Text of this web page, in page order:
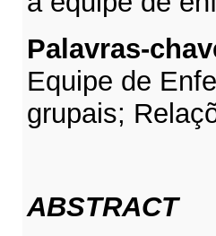
Palavras-
Equipe de
grupais;
ABSTRACT